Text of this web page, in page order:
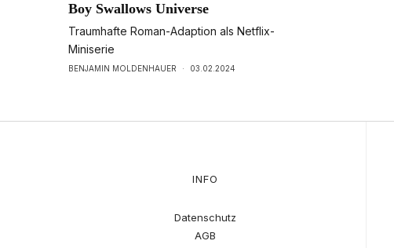
Boy Swallows Universe
Traumhafte Roman-Adaption als Netflix-
Miniserie
BENJAMIN MOLDENHAUER · 03.02.2024
INFO
Datenschutz
AGB